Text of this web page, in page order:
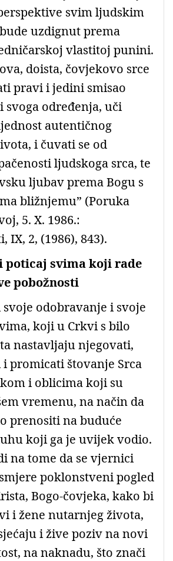
svim ljudskim
uzdignut prema
vlastitoj punini.
doista, čovjekovo srce
pravi i jedini smisao
svoga određenja, uči
autentičnog
i čuvati se od
ljudskoga srca, te
ljubav prema Bogu s
bližnjemu” (Poruka
5. X. 1986.:
IX, 2, (1986), 843).
poticaj svima koji rade
pobožnosti
odobravanje i svoje
koji u Crkvi s bilo
nastavljaju njegovati,
promicati štovanje Srca
i oblicima koji su
vremenu, na način da
prenositi na buduće
koji ga je uvijek vodio.
na tome da se vjernici
poklonstveni pogled
Bogo-čovjeka, kako bi
i žene nutarnjeg života,
i žive poziv na novi
na naknadu, što znači